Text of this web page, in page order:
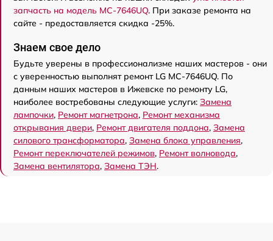
запчасть на модель MC-7646UQ. При заказе ремонта на
сайте - предоставляется скидка -25%.
Знаем свое дело
Будьте уверены в профессионализме наших мастеров - они
с уверенностью выполнят ремонт LG MC-7646UQ. По
данным наших мастеров в Ижевске по ремонту LG,
наиболее востребованы следующие услуги: Замена
лампочки, Ремонт магнетрона, Ремонт механизма
открывания двери, Ремонт двигателя поддона, Замена
силового трансформатора, Замена блока управления,
Ремонт переключателей режимов, Ремонт волновода,
Замена вентилятора, Замена ТЭН.